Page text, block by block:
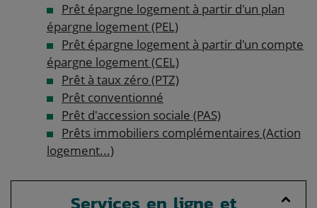
Prêt épargne logement à partir d'un plan
épargne logement (PEL)
Prêt épargne logement à partir d'un compte
épargne logement (CEL)
Prêt à taux zéro (PTZ)
Prêt conventionné
Prêt d'accession sociale (PAS)
Prêts immobiliers complémentaires (Action
logement...)